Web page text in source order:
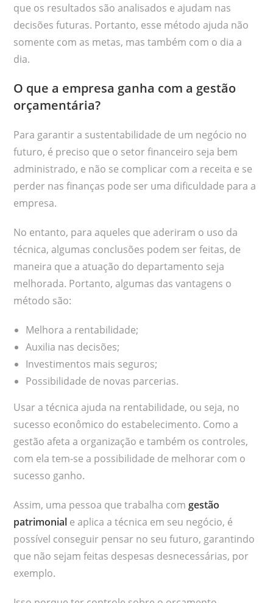
que os resultados são analisados e ajudam nas
decisões futuras. Portanto, esse método ajuda não
somente com as metas, mas também com o dia a
dia.
O que a empresa ganha com a gestão
orçamentária?
Para garantir a sustentabilidade de um negócio no
futuro, é preciso que o setor financeiro seja bem
administrado, e não se complicar com a receita e se
perder nas finanças pode ser uma dificuldade para a
empresa.
No entanto, para aqueles que aderiram o uso da
técnica, algumas conclusões podem ser feitas, de
maneira que a atuação do departamento seja
melhorada. Portanto, algumas das vantagens o
método são:
Melhora a rentabilidade;
Auxilia nas decisões;
Investimentos mais seguros;
Possibilidade de novas parcerias.
Usar a técnica ajuda na rentabilidade, ou seja, no
sucesso econômico do estabelecimento. Como a
gestão afeta a organização e também os controles,
com ela tem-se a possibilidade de melhorar com o
sucesso ganho.
Assim, uma pessoa que trabalha comgestão
patrimonial e aplica a técnica em seu negócio, é
possível conseguir pensar no seu futuro, garantindo
que não sejam feitas despesas desnecessárias, por
exemplo.